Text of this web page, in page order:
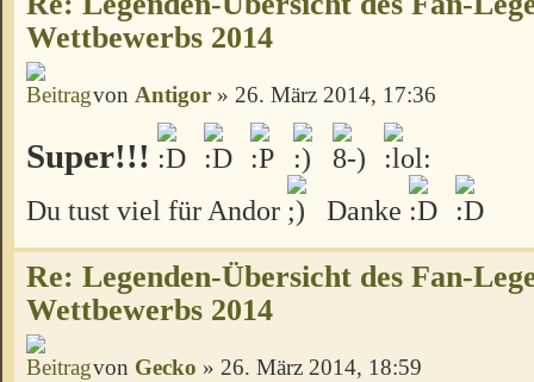
Wettbewerbs 2014
von Antigor » 26. März 2014, 17:36
Super!!!
Du tust viel für Andor Danke
Re: Legenden-Übersicht des Fan-
Wettbewerbs 2014
von Gecko » 26. März 2014, 18:59